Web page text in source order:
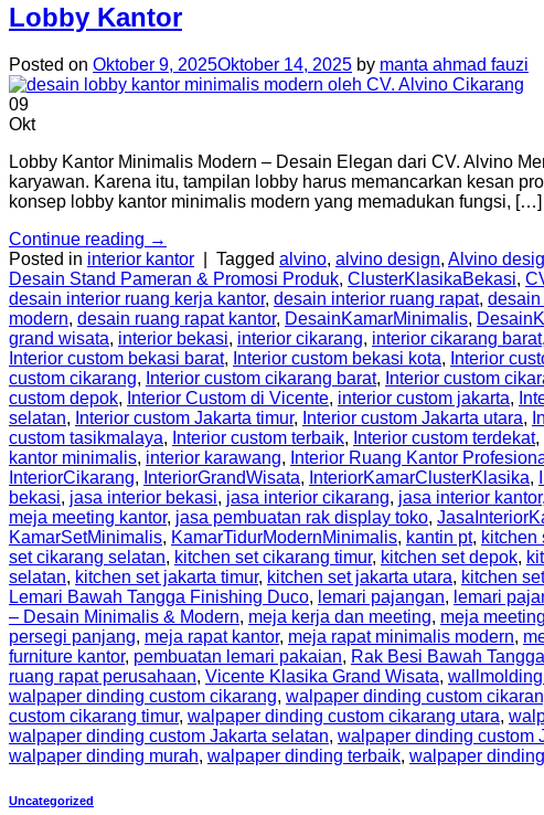
Lobby Kantor
Posted on Oktober 9, 2025Oktober 14, 2025 by manta ahmad fauzi
09
Okt
Lobby Kantor Minimalis Modern – Desain Elegan dari CV. Alvino
karyawan. Karena itu, tampilan lobby harus memancarkan kesan
konsep lobby kantor minimalis modern yang memadukan fungsi, […]
Continue reading →
Posted in interior kantor Tagged alvino, alvino design, Alvino
Desain Stand Pameran & Promosi Produk, ClusterKlasikaBekasi,
desain interior ruang kerja kantor, desain interior ruang rapat, desain
modern, desain ruang rapat kantor, DesainKamarMinimalis,
grand wisata, interior bekasi, interior cikarang, interior cikarang barat,
Interior custom bekasi barat, Interior custom bekasi kota, Interior
custom cikarang, Interior custom cikarang barat, Interior custom
custom depok, Interior Custom di Vicente, interior custom jakarta,
selatan, Interior custom Jakarta timur, Interior custom Jakarta utara,
custom tasikmalaya, Interior custom terbaik, Interior custom terdekat,
kantor minimalis, interior karawang, Interior Ruang Kantor
InteriorCikarang, InteriorGrandWisata, InteriorKamarClusterKlasika,
bekasi, jasa interior bekasi, jasa interior cikarang, jasa interior kantor,
meja meeting kantor, jasa pembuatan rak display toko,
KamarSetMinimalis, KamarTidurModernMinimalis, kantin pt, kitchen
set cikarang selatan, kitchen set cikarang timur, kitchen set depok,
selatan, kitchen set jakarta timur, kitchen set jakarta utara, kitchen
Lemari Bawah Tangga Finishing Duco, lemari pajangan, lemari
– Desain Minimalis & Modern, meja kerja dan meeting, meja
persegi panjang, meja rapat kantor, meja rapat minimalis modern,
furniture kantor, pembuatan lemari pakaian, Rak Besi Bawah Tangga
ruang rapat perusahaan, Vicente Klasika Grand Wisata,
walpaper dinding custom cikarang, walpaper dinding custom
custom cikarang timur, walpaper dinding custom cikarang utara,
walpaper dinding custom Jakarta selatan, walpaper dinding custom
walpaper dinding murah, walpaper dinding terbaik, walpaper
Uncategorized